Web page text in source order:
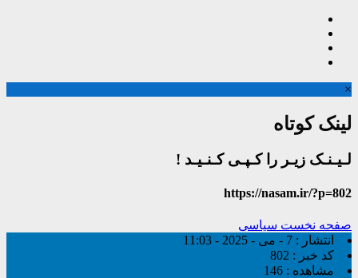
×
لینک کوتاه
لـیـنـک زیـر را کـپـی کـنـیـد !
https://nasam.ir/?p=802
صفحه نخست سیاسی
انتشار : 7 - می - 2025 - 11:03
کد خبر : 802
مشاهده : 146